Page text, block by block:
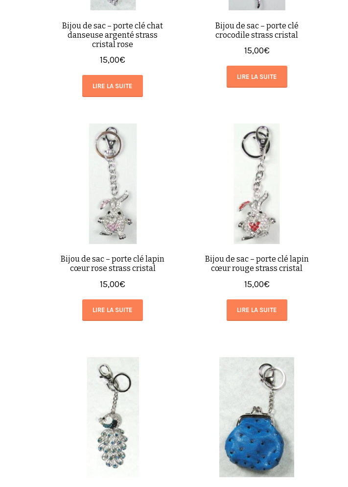
Bijou de sac – porte clé chat
danseuse argenté strass
cristal rose
15,00€
LIRE LA SUITE
Bijou de sac – porte clé
crocodile strass cristal
15,00€
LIRE LA SUITE
Bijou de sac – porte clé lapin
cœur rose strass cristal
15,00€
LIRE LA SUITE
Bijou de sac – porte clé lapin
cœur rouge strass cristal
15,00€
LIRE LA SUITE